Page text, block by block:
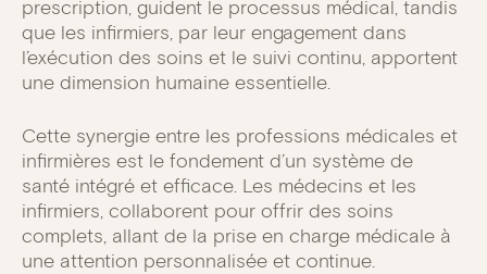
prescription, guident le processus médical, tandis
que les infirmiers, par leur engagement dans
l’exécution des soins et le suivi continu, apportent
une dimension humaine essentielle.
Cette synergie entre les professions médicales et
infirmières est le fondement d’un système de
santé intégré et efficace. Les médecins et les
infirmiers, collaborent pour offrir des soins
complets, allant de la prise en charge médicale à
une attention personnalisée et continue.